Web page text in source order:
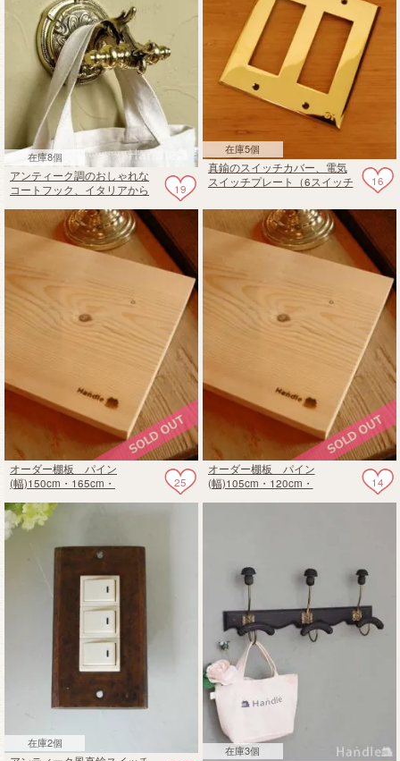
在庫8個
19
アンティーク調のおしゃれな
コートフック、イタリアから
在庫5個
16
真鍮のスイッチカバー、電気
スイッチプレート（6スイッチ
25
オーダー棚板 パイン
(幅)150cm・165cm・
14
オーダー棚板 パイン
(幅)105cm・120cm・
在庫2個
在庫3個